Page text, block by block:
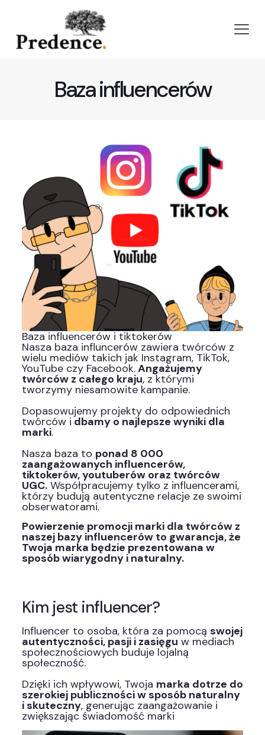
Baza influencerów
Baza influencerów i tiktokerów
Nasza baza influncerów zawiera twórców z
wielu mediów takich jak Instagram, TikTok,
YouTube czy Facebook.Angażujemy
twórców z całego kraju, z którymi
tworzymy niesamowite kampanie.
Dopasowujemy projekty do odpowiednich
twórców i dbamy o najlepsze wyniki dla
marki.
Nasza baza to ponad 8 000
zaangażowanych influencerów,
tiktokerów, youtuberów oraz twórców
UGC.Współpracujemy tylko z influencerami,
którzy budują autentyczne relacje ze swoimi
obserwatorami.
Powierzenie promocji marki dla twórców z
naszej bazy influencerów to gwarancja, że
Twoja marka będzie prezentowana w
sposób wiarygodny i naturalny.
Kim jest influencer?
Influencer to osoba, która za pomocą swojej
autentyczności, pasji i zasięgu w mediach
społecznościowych buduje lojalną
społeczność.
Dzięki ich wpływowi, Twoja marka dotrze do
szerokiej publiczności w sposób naturalny
i skuteczny, generując zaangażowanie i
zwiększając świadomość marki